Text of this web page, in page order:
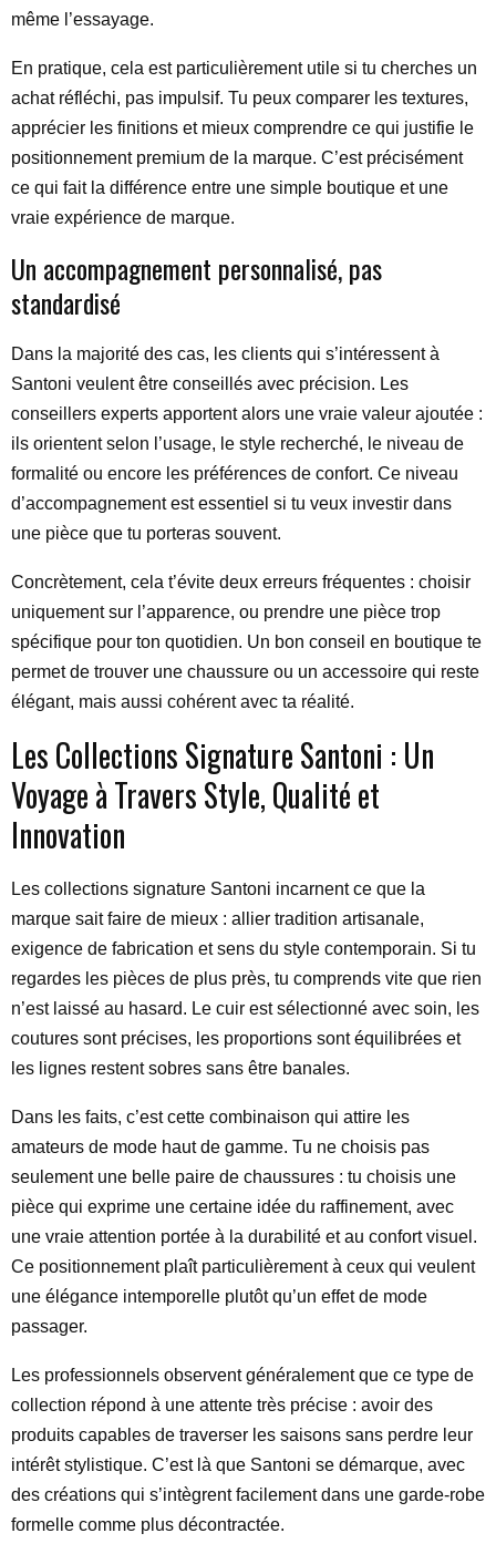
même l’essayage.
En pratique, cela est particulièrement utile si tu cherches un
achat réfléchi, pas impulsif. Tu peux comparer les textures,
apprécier les finitions et mieux comprendre ce qui justifie le
positionnement premium de la marque. C’est précisément
ce qui fait la différence entre une simple boutique et une
vraie expérience de marque.
Un accompagnement personnalisé, pas
standardisé
Dans la majorité des cas, les clients qui s’intéressent à
Santoni veulent être conseillés avec précision. Les
conseillers experts apportent alors une vraie valeur ajoutée :
ils orientent selon l’usage, le style recherché, le niveau de
formalité ou encore les préférences de confort. Ce niveau
d’accompagnement est essentiel si tu veux investir dans
une pièce que tu porteras souvent.
Concrètement, cela t’évite deux erreurs fréquentes : choisir
uniquement sur l’apparence, ou prendre une pièce trop
spécifique pour ton quotidien. Un bon conseil en boutique te
permet de trouver une chaussure ou un accessoire qui reste
élégant, mais aussi cohérent avec ta réalité.
Les Collections Signature Santoni : Un
Voyage à Travers Style, Qualité et
Innovation
Les collections signature Santoni incarnent ce que la
marque sait faire de mieux : allier tradition artisanale,
exigence de fabrication et sens du style contemporain. Si tu
regardes les pièces de plus près, tu comprends vite que rien
n’est laissé au hasard. Le cuir est sélectionné avec soin, les
coutures sont précises, les proportions sont équilibrées et
les lignes restent sobres sans être banales.
Dans les faits, c’est cette combinaison qui attire les
amateurs de mode haut de gamme. Tu ne choisis pas
seulement une belle paire de chaussures : tu choisis une
pièce qui exprime une certaine idée du raffinement, avec
une vraie attention portée à la durabilité et au confort visuel.
Ce positionnement plaît particulièrement à ceux qui veulent
une élégance intemporelle plutôt qu’un effet de mode
passager.
Les professionnels observent généralement que ce type de
collection répond à une attente très précise : avoir des
produits capables de traverser les saisons sans perdre leur
intérêt stylistique. C’est là que Santoni se démarque, avec
des créations qui s’intègrent facilement dans une garde-robe
formelle comme plus décontractée.